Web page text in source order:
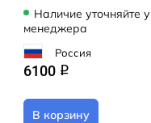
Наличие уточняйте у
менеджера
Россия
6100 q
В корзину